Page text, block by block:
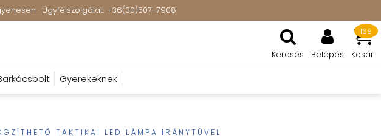
· Ügyfélszolgálat: +36(30)507-7908
Keresés Belépés Kosár
168
Gyerekeknek
TAKTIKAI LED LÁMPA IRÁNYTŰVEL